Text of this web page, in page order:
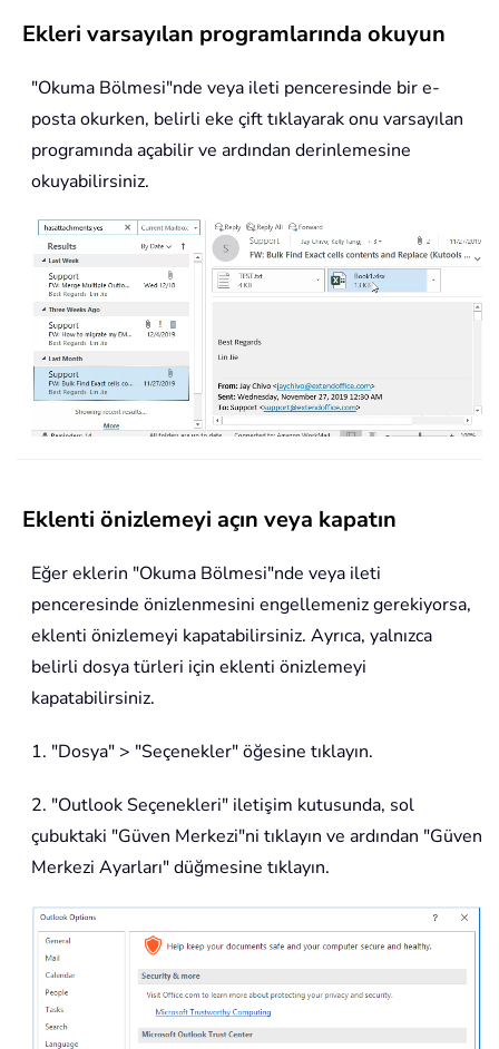
Ekleri varsayılan programlarında okuyun
"Okuma Bölmesi"nde veya ileti penceresinde bir e-
posta okurken, belirli eke çift tıklayarak onu varsayılan
programında açabilir ve ardından derinlemesine
okuyabilirsiniz.
Eklenti önizlemeyi açın veya kapatın
Eğer eklerin "Okuma Bölmesi"nde veya ileti
penceresinde önizlenmesini engellemeniz gerekiyorsa,
eklenti önizlemeyi kapatabilirsiniz. Ayrıca, yalnızca
belirli dosya türleri için eklenti önizlemeyi
kapatabilirsiniz.
1. "Dosya" > "Seçenekler" öğesine tıklayın.
2. "Outlook Seçenekleri" iletişim kutusunda, sol
çubuktaki "Güven Merkezi"ni tıklayın ve ardından "Güven
Merkezi Ayarları" düğmesine tıklayın.